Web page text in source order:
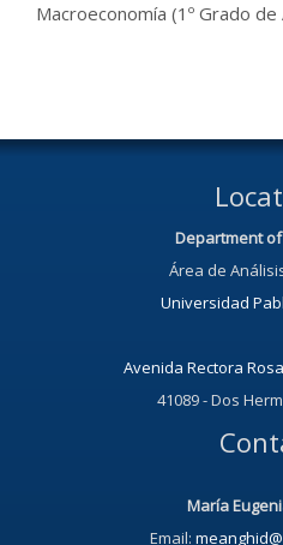
Macroeconomía (1º Grado de
Department
Área de
Universidad
Avenida Rectora
41089 - Dos
María
Email: